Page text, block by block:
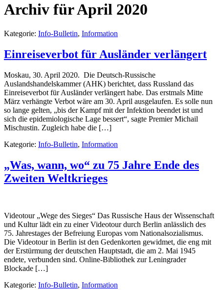
Archiv für April 2020
Kategorie: Info-Bulletin, Information
Einreiseverbot für Ausländer verlängert
Moskau, 30. April 2020. Die Deutsch-Russische
Auslandshandelskammer (AHK) berichtet, dass Russland das
Einreiseverbot für Ausländer verlängert habe. Das erstmals Mitte
März verhängte Verbot wäre am 30. April ausgelaufen. Es solle nun
so lange gelten, „bis der Kampf mit der Infektion beendet ist und
sich die epidemiologische Lage bessert“, sagte Premier Michail
Mischustin. Zugleich habe die […]
Kategorie: Info-Bulletin, Information
„Was, wann, wo“ zu 75 Jahre Ende des
Zweiten Weltkrieges
Videotour „Wege des Sieges“ Das Russische Haus der Wissenschaft
und Kultur lädt ein zu einer Videotour durch Berlin anlässlich des
75. Jahrestages der Befreiung Europas vom Nationalsozialismus.
Die Videotour in Berlin ist den Gedenkorten gewidmet, die eng mit
der Erstürmung der deutschen Hauptstadt, die am 2. Mai 1945
endete, verbunden sind. Online-Bibliothek zur Leningrader
Blockade […]
Kategorie: Info-Bulletin, Information